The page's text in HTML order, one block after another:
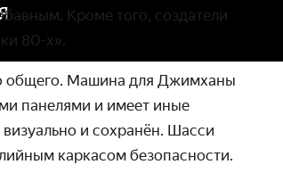
Кроме того, создатели
80-х».
общего. Машина для Джимханы
панелями и имеет иные
и сохранён. Шасси
каркасом безопасности.